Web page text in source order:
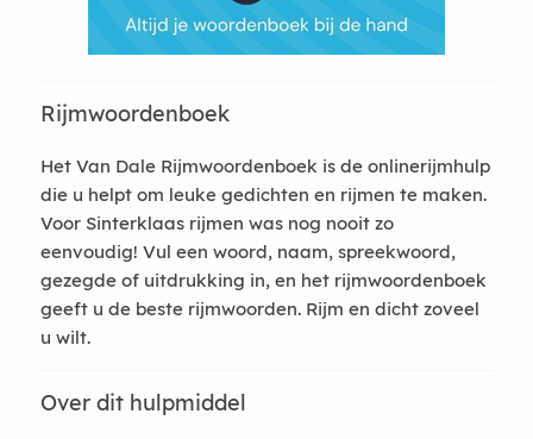
Rijmwoordenboek
Het Van Dale Rijmwoordenboek is de onlinerijmhulp
die u helpt om leuke gedichten en rijmen te maken.
Voor Sinterklaas rijmen was nog nooit zo
eenvoudig! Vul een woord, naam, spreekwoord,
gezegde of uitdrukking in, en het rijmwoordenboek
geeft u de beste rijmwoorden. Rijm en dicht zoveel
u wilt.
Over dit hulpmiddel